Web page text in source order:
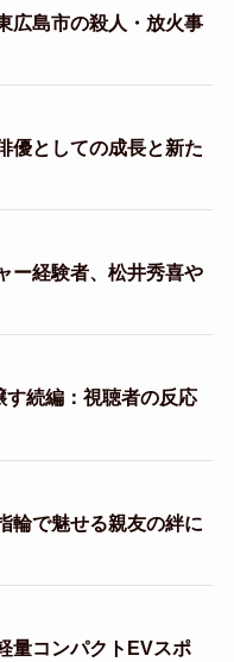
広島市の殺人・放火事
優としての成長と新た
ー経験者、松井秀喜や
続編：視聴者の反応
輪で魅せる親友の絆に
量コンパクトEVスポ